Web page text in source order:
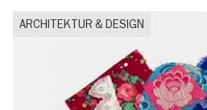
ARCHITEKTUR & DESIGN